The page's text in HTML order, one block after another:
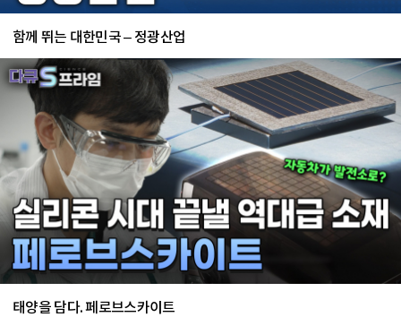
함께 뛰는 대한민국 – 정광산업
태양을 담다. 페로브스카이트